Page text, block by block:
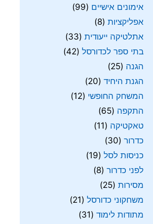
אימונים אישיים (99)
אפליקציות (8)
אתלטיקה ייעודית (33)
בתי ספר לכדורסל (42)
הגנה (25)
הגנת היחיד (20)
המשחק החופשי (12)
התקפה (65)
טאקטיקה (11)
כדרור (30)
כניסות לסל (19)
לפני כדרור (8)
מסירות (25)
משחקוני כדורסל (21)
מתודות לימוד (31)